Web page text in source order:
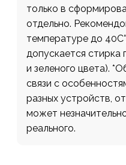
только в
отдельно.
температуре до
допускается стирка
и зеленого цвета).
связи с
разных устройств,
может
реального.